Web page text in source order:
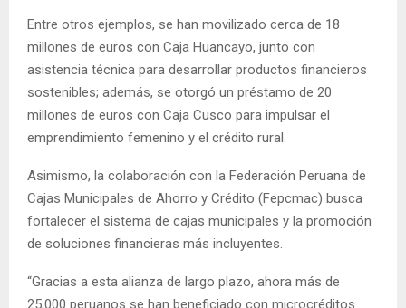
Entre otros ejemplos, se han movilizado cerca de 18
millones de euros con Caja Huancayo, junto con
asistencia técnica para desarrollar productos financieros
sostenibles; además, se otorgó un préstamo de 20
millones de euros con Caja Cusco para impulsar el
emprendimiento femenino y el crédito rural.
Asimismo, la colaboración con la Federación Peruana de
Cajas Municipales de Ahorro y Crédito (Fepcmac) busca
fortalecer el sistema de cajas municipales y la promoción
de soluciones financieras más incluyentes.
“Gracias a esta alianza de largo plazo, ahora más de
25,000 peruanos se han beneficiado con microcréditos